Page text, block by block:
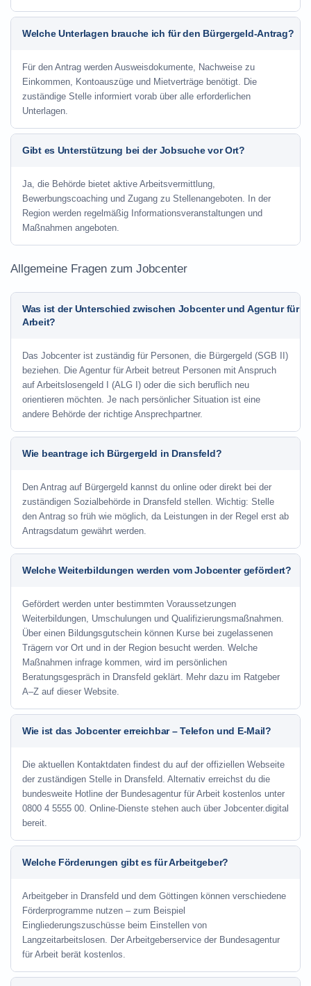
Welche Unterlagen brauche ich für den Bürgergeld-Antrag?
Für den Antrag werden Ausweisdokumente, Nachweise zu
Einkommen, Kontoauszüge und Mietverträge benötigt. Die
zuständige Stelle informiert vorab über alle erforderlichen
Unterlagen.
Gibt es Unterstützung bei der Jobsuche vor Ort?
Ja, die Behörde bietet aktive Arbeitsvermittlung,
Bewerbungscoaching und Zugang zu Stellenangeboten. In der
Region werden regelmäßig Informationsveranstaltungen und
Maßnahmen angeboten.
Allgemeine Fragen zum Jobcenter
Was ist der Unterschied zwischen Jobcenter und Agentur für
Arbeit?
Das Jobcenter ist zuständig für Personen, die Bürgergeld (SGB II)
beziehen. Die Agentur für Arbeit betreut Personen mit Anspruch
auf Arbeitslosengeld I (ALG I) oder die sich beruflich neu
orientieren möchten. Je nach persönlicher Situation ist eine
andere Behörde der richtige Ansprechpartner.
Wie beantrage ich Bürgergeld in Dransfeld?
Den Antrag auf Bürgergeld kannst du online oder direkt bei der
zuständigen Sozialbehörde in Dransfeld stellen. Wichtig: Stelle
den Antrag so früh wie möglich, da Leistungen in der Regel erst ab
Antragsdatum gewährt werden.
Welche Weiterbildungen werden vom Jobcenter gefördert?
Gefördert werden unter bestimmten Voraussetzungen
Weiterbildungen, Umschulungen und Qualifizierungsmaßnahmen.
Über einen Bildungsgutschein können Kurse bei zugelassenen
Trägern vor Ort und in der Region besucht werden. Welche
Maßnahmen infrage kommen, wird im persönlichen
Beratungsgespräch in Dransfeld geklärt. Mehr dazu im Ratgeber
A–Z auf dieser Website.
Wie ist das Jobcenter erreichbar – Telefon und E-Mail?
Die aktuellen Kontaktdaten findest du auf der offiziellen Webseite
der zuständigen Stelle in Dransfeld. Alternativ erreichst du die
bundesweite Hotline der Bundesagentur für Arbeit kostenlos unter
0800 4 5555 00. Online-Dienste stehen auch über Jobcenter.digital
bereit.
Welche Förderungen gibt es für Arbeitgeber?
Arbeitgeber in Dransfeld und dem Göttingen können verschiedene
Förderprogramme nutzen – zum Beispiel
Eingliederungszuschüsse beim Einstellen von
Langzeitarbeitslosen. Der Arbeitgeberservice der Bundesagentur
für Arbeit berät kostenlos.